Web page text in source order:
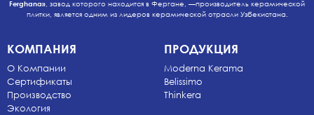
Ferghana», завод которого находится в Фергане, —производитель керамической
плитки, является одним из лидеров керамической отрасли Узбекистана.
КОМПАНИЯ
О Компании
Сертификаты
Производство
Экология
ПРОДУКЦИЯ
Moderna Kerama
Belissimo
Thinkera